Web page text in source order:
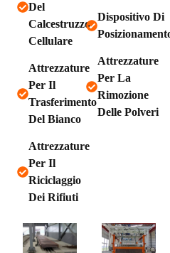
Del
Calcestruzzo
Cellulare
Attrezzature
Per Il
Trasferimento
Del Bianco
Attrezzature
Per Il
Riciclaggio
Dei Rifiuti
Dispositivo Di
Attrezzature
Per La
Rimozione
Delle Polveri